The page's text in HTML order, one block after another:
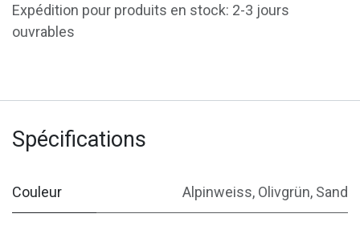
Expédition pour produits en stock: 2-3 jours
ouvrables
Spécifications
Couleur Alpinweiss, Olivgrün, Sand